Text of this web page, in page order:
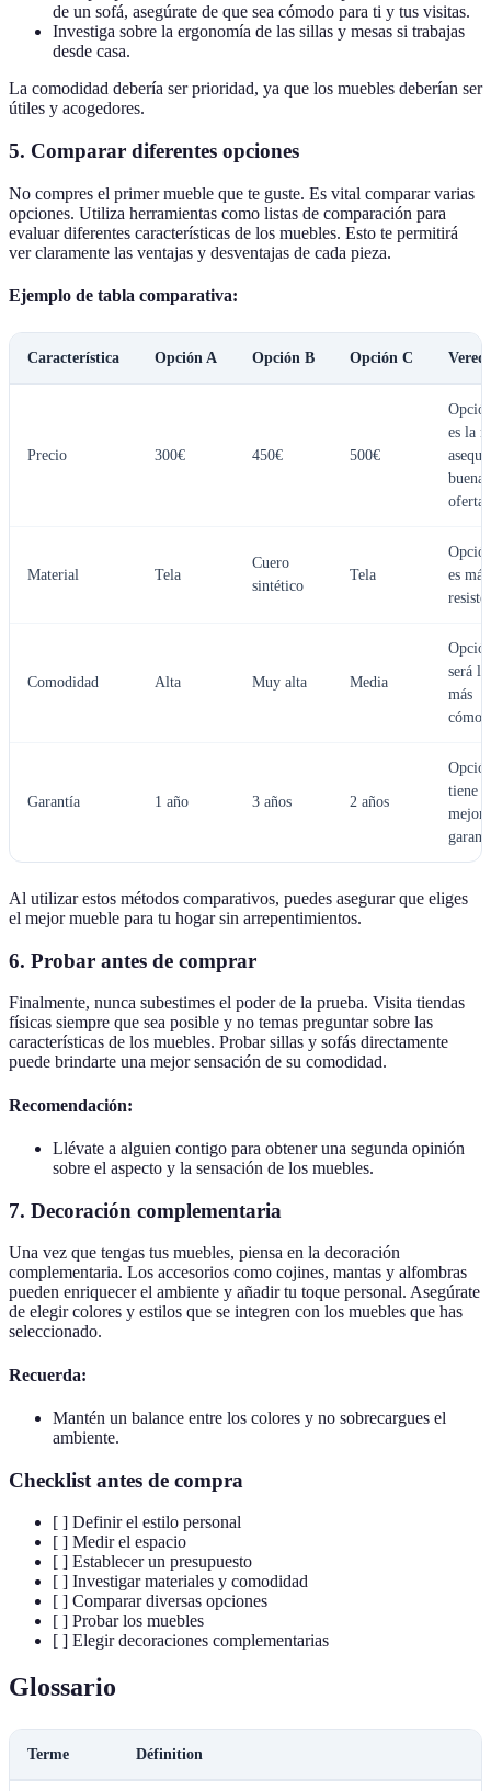
de un sofá, asegúrate de que sea cómodo para ti y tus visitas.
Investiga sobre la ergonomía de las sillas y mesas si trabajas
desde casa.
La comodidad debería ser prioridad, ya que los muebles deberían ser
útiles y acogedores.
5. Comparar diferentes opciones
No compres el primer mueble que te guste. Es vital comparar varias
opciones. Utiliza herramientas como listas de comparación para
evaluar diferentes características de los muebles. Esto te permitirá
ver claramente las ventajas y desventajas de cada pieza.
Ejemplo de tabla comparativa:
Característica Opción A Opción B Opción C
Precio 300€ 450€ 500€
es la
buena
oferta.
Material Tela
Cuero
sintético
Tela
es más
Comodidad Alta Muy alta Media
será la
más
Garantía 1 año 3 años 2 años
tiene
mejor
Al utilizar estos métodos comparativos, puedes asegurar que eliges
el mejor mueble para tu hogar sin arrepentimientos.
6. Probar antes de comprar
Finalmente, nunca subestimes el poder de la prueba. Visita tiendas
físicas siempre que sea posible y no temas preguntar sobre las
características de los muebles. Probar sillas y sofás directamente
puede brindarte una mejor sensación de su comodidad.
Recomendación:
Llévate a alguien contigo para obtener una segunda opinión
sobre el aspecto y la sensación de los muebles.
7. Decoración complementaria
Una vez que tengas tus muebles, piensa en la decoración
complementaria. Los accesorios como cojines, mantas y alfombras
pueden enriquecer el ambiente y añadir tu toque personal. Asegúrate
de elegir colores y estilos que se integren con los muebles que has
seleccionado.
Recuerda:
Mantén un balance entre los colores y no sobrecargues el
ambiente.
Checklist antes de compra
[ ] Definir el estilo personal
[ ] Medir el espacio
[ ] Establecer un presupuesto
[ ] Investigar materiales y comodidad
[ ] Comparar diversas opciones
[ ] Probar los muebles
[ ] Elegir decoraciones complementarias
Glossario
Terme Définition